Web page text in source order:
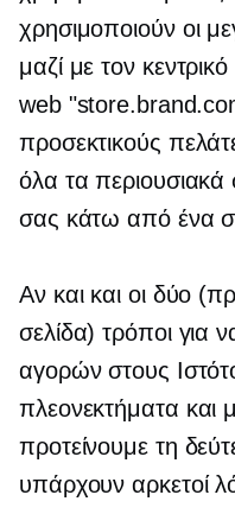
χρησιμοποιούν οι
μαζί με τον
web
προσεκτικούς
όλα τα περιουσιακά
σας κάτω από ένα
Αν και και οι δύο
σελίδα) τρόποι για
αγορών στους
πλεονεκτήματα και
προτείνουμε τη
υπάρχουν αρκετοί